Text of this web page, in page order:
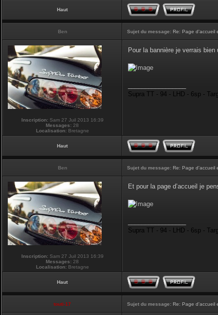
Haut
Ben Sujet du message: Re: Page d'accueil
Inscription:Sam 27 Juil 2013 16:39
Messages: 28
Localisation:Bretagne
Pour la bannière je verrais
Supra TT - 94 - LHD - 6sp -
Haut
Ben Sujet du message: Re: Page d'accueil
Inscription:Sam 27 Juil 2013 16:39
Messages: 28
Localisation:Bretagne
Et pour la page d’accueil je
Supra TT - 94 - LHD - 6sp -
Haut
touti-17 Sujet du message: Re: Page d'accueil